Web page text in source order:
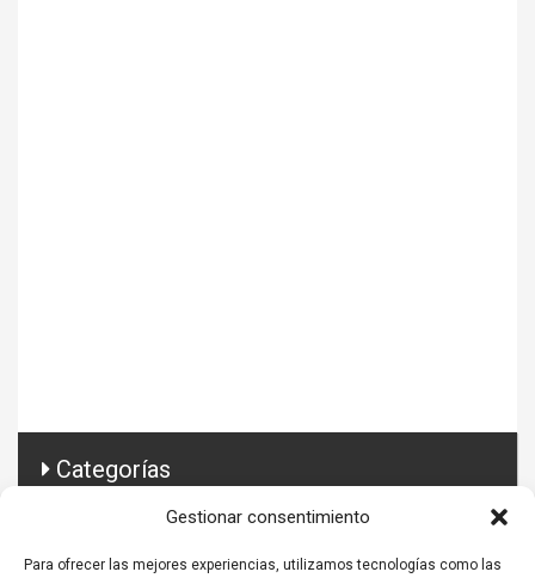
Gestionar consentimiento
Para ofrecer las mejores experiencias, utilizamos tecnologías como las
Categorías